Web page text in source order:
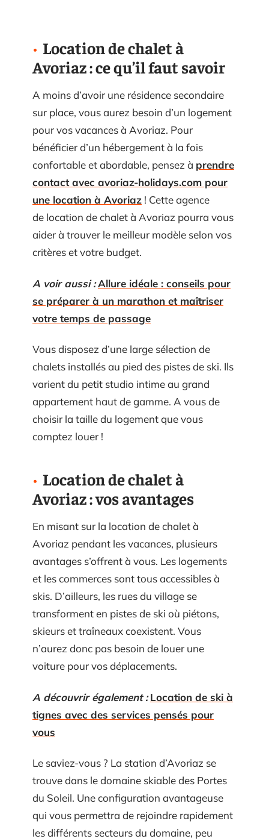
Location de chalet à
Avoriaz : ce qu’il faut savoir
A moins d’avoir une résidence secondaire
sur place, vous aurez besoin d’un logement
pour vos vacances à Avoriaz. Pour
bénéficier d’un hébergement à la fois
confortable et abordable, pensez à prendre
contact avec avoriaz-holidays.com pour
une location à Avoriaz ! Cette agence
de location de chalet à Avoriaz pourra vous
aider à trouver le meilleur modèle selon vos
critères et votre budget.
A voir aussi :Allure idéale : conseils pour
se préparer à un marathon et maîtriser
votre temps de passage
Vous disposez d’une large sélection de
chalets installés au pied des pistes de ski. Ils
varient du petit studio intime au grand
appartement haut de gamme. A vous de
choisir la taille du logement que vous
comptez louer !
Location de chalet à
Avoriaz : vos avantages
En misant sur la location de chalet à
Avoriaz pendant les vacances, plusieurs
avantages s’offrent à vous. Les logements
et les commerces sont tous accessibles à
skis. D’ailleurs, les rues du village se
transforment en pistes de ski où piétons,
skieurs et traîneaux coexistent. Vous
n’aurez donc pas besoin de louer une
voiture pour vos déplacements.
A découvrir également : Location de ski à
tignes avec des services pensés pour
vous
Le saviez-vous ? La station d’Avoriaz se
trouve dans le domaine skiable des Portes
du Soleil. Une configuration avantageuse
qui vous permettra de rejoindre rapidement
les différents secteurs du domaine, peu